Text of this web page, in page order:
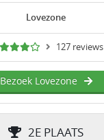
Lovezone
127 reviews
Bezoek Lovezone
2E PLAATS